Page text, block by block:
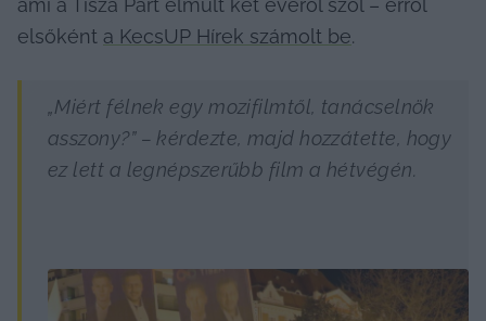
ami a Tisza Párt elmúlt két évéről szól – erről
elsőként a KecsUP Hírek számolt be.
„Miért félnek egy mozifilmtől, tanácselnök
asszony?” – kérdezte, majd hozzátette, hogy
ez lett a legnépszerűbb film a hétvégén.